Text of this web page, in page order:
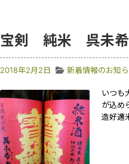
宝剣 純米 呉未希
2018年2月2日 新着情報のお知
いつも
が込め
造好適